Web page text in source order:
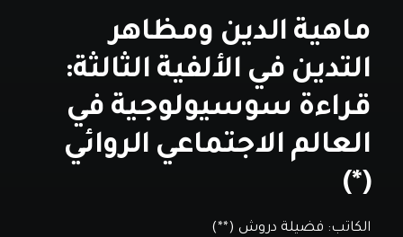
ماهية الدين ومظاهر
التدين في الألفية الثالثة:
قراءة سوسيولوجية في
العالم الاجتماعي الروائي
(*)
الكاتب: فضيلة دروش (**)